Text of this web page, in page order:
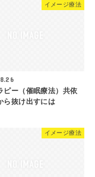
イメージ療法
ピー（催眠療法）共依
ら抜け出すには
イメージ療法